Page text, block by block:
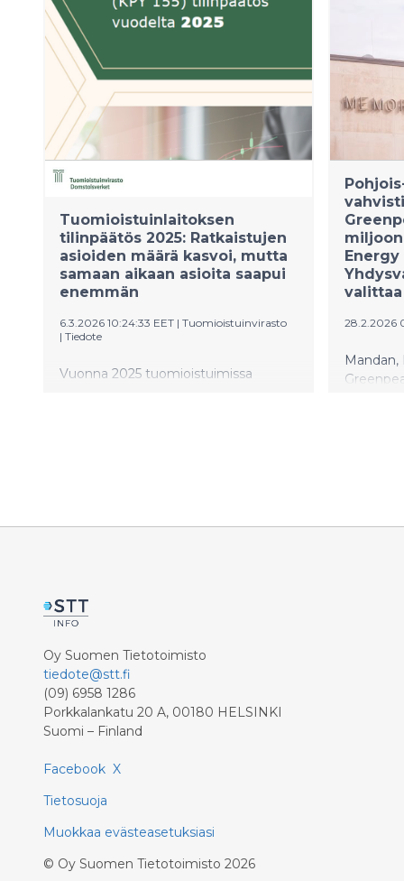
Tuomioistuinlaitoksen
tilinpäätös 2025: Ratkaistujen
asioiden määrä kasvoi, mutta
samaan aikaan asioita saapui
enemmän
6.3.2026 10:24:33 EET | Tuomioistuinvirasto
| Tiedote
Vuonna 2025 tuomioistuimissa
28.2.2026
Mandan,
määräsi
Oy Suomen Tietotoimisto
tiedote@stt.fi
(09) 6958 1286
Porkkalankatu 20 A, 00180 HELSINKI
Suomi – Finland
Facebook X
Tietosuoja
Muokkaa evästeasetuksiasi
© Oy Suomen Tietotoimisto 2026